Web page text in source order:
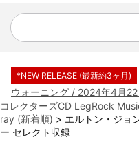
ジャーニー / 1979年5月8+9
*NEW RELEASE (最新約3ヶ月)
*NEW RELEASE (最新約3ヶ月)
ウォーニング / 2024年4月
IEM+Aud！
*NEW RELEASE (最新約3ヶ月)
ビリー・ジョエル / 2024年
コレクターズCD LegRock
ray (新着順) > エルトン・ジョ
ー セレクト収録